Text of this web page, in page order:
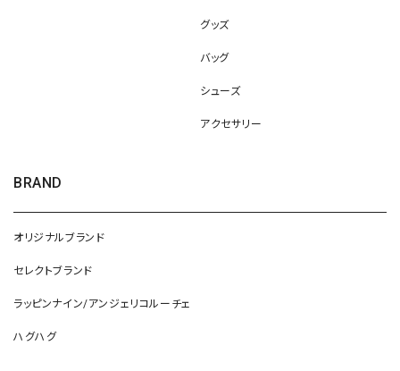
グッズ
バッグ
シューズ
アクセサリー
BRAND
オリジナルブランド
セレクトブランド
ラッピンナイン/アンジェリコルーチェ
ハグハグ